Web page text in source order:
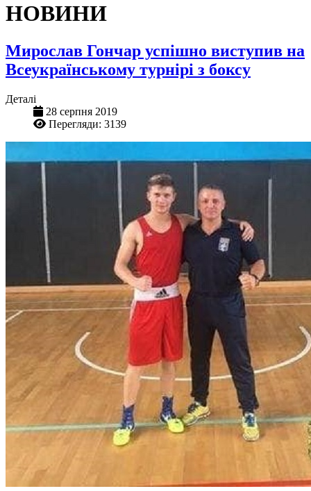
НОВИНИ
Мирослав Гончар успішно виступив на
Всеукраїнському турнірі з боксу
Деталі
28 серпня 2019
Перегляди: 3139